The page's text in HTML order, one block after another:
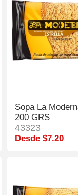
Sopa La
200 GRS
43323
Desde $7.20